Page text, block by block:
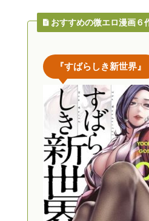
おすすめの微エロ漫画６
『すばらしき新世界』